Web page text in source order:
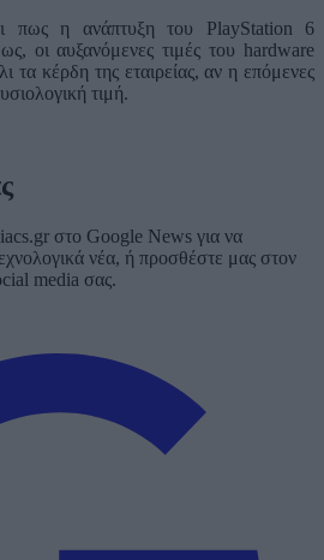
πως η ανάπτυξη του PlayStation 6
οι αυξανόμενες τιμές του hardware
τα κέρδη της εταιρείας, αν η επόμενες
τιμή.
στο Google News για να
νέα, ή προσθέστε μας στον
media σας.